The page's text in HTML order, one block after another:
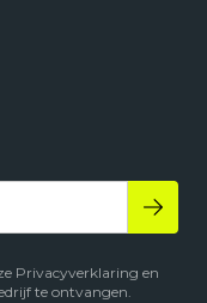
Privacyverklaring en
te ontvangen.